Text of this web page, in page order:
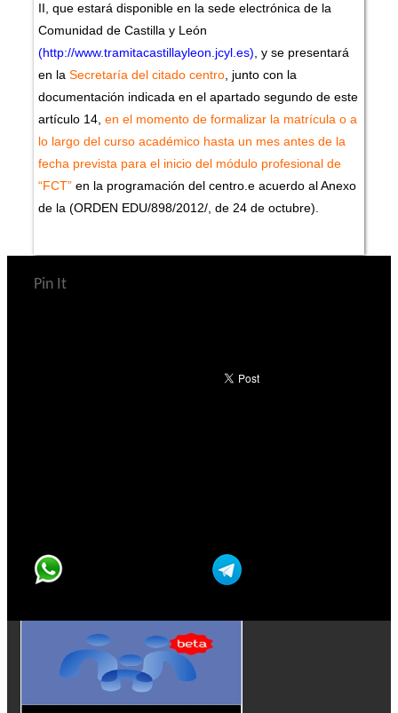
II, que estará disponible en la sede electrónica de la
Comunidad de Castilla y León
(http://www.tramitacastillayleon.jcyl.es), y se presentará
en la Secretaría del citado centro, junto con la
documentación indicada en el apartado segundo de este
artículo 14, en el momento de formalizar la matrícula o a
lo largo del curso académico hasta un mes antes de la
fecha prevista para el inicio del módulo profesional de
“FCT” en la programación del centro.e acuerdo al Anexo
de la (ORDEN EDU/898/2012/, de 24 de octubre).
Pin It